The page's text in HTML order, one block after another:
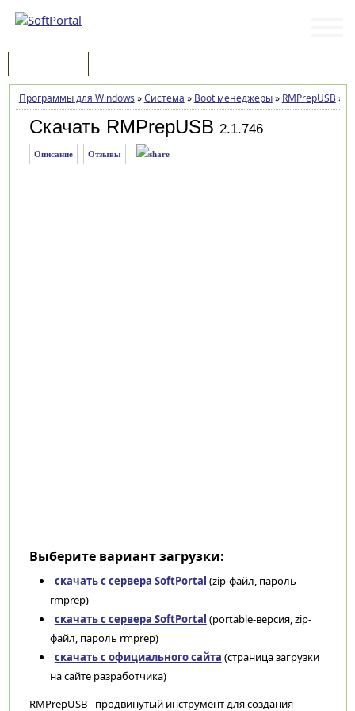
Программы для Windows »Система » Boot менеджеры» RMPrepUSB»
Скачать RMPrepUSB 2.1.746
Описание Отзывы
Выберите вариант загрузки:
скачать с сервера SoftPortal (zip-файл, пароль
rmprep)
скачать с сервера SoftPortal (portable-версия, zip-
файл, пароль rmprep)
скачать с официального сайта (страница загрузки
на сайте разработчика)
RMPrepUSB - продвинутый инструмент для создания